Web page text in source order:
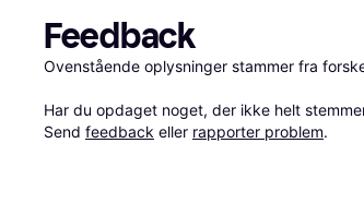
Feedback
Ovenstående oplysninger stammer fra
Har du opdaget noget, der ikke helt
Send feedback eller rapporter problem.